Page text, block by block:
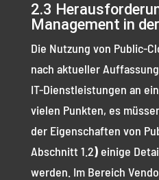
2.3
Management in
Die Nutzung von Public-
nach aktueller
IT-Dienstleistungen an
vielen Punkten, es
der Eigenschaften von
Abschnitt 1.2)einige
werden. Im Bereich